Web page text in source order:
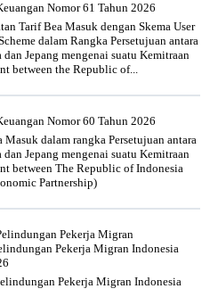
Nomor 61 Tahun 2026
Tarif Bea Masuk dengan Skema User
dalam Rangka Persetujuan antara
Jepang mengenai suatu Kemitraan
between the Republic of...
Nomor 60 Tahun 2026
Masuk dalam rangka Persetujuan antara
Jepang mengenai suatu Kemitraan
between The Republic of Indonesia
Partnership)
Pekerja Migran
Pekerja Migran Indonesia
Pekerja Migran Indonesia